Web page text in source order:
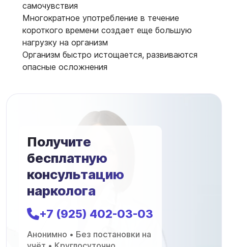
самочувствия
Многократное употребление в течение
короткого времени создает еще большую
нагрузку на организм
Организм быстро истощается, развиваются
опасные осложнения
Получите
бесплатную
консультацию
нарколога
+7 (925) 402-03-03
Анонимно • Без постановки на